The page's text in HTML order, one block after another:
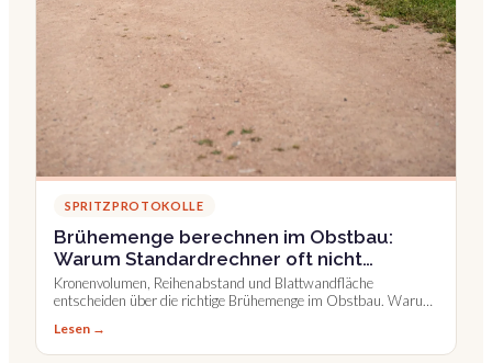
SPRITZPROTOKOLLE
Brühemenge berechnen im Obstbau:
Warum Standardrechner oft nicht
ausreichen
Kronenvolumen, Reihenabstand und Blattwandfläche
entscheiden über die richtige Brühemenge im Obstbau. Warum
unterstützt.
Lesen →